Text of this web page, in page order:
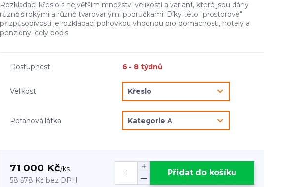
Rozkládací křeslo s největším množství velikostí a variant, které jsou dány
různě širokými a různě tvarovanými područkami. Díky této "prostorové"
přizpůsobivosti je rozkládací pohovkou vhodnou pro domácnosti, hotely a
penziony. celý popis
Dostupnost 6 - 8 týdnů
Velikost
Potahová látka
71 000 Kč/ks
58 678 Kč bez DPH
Přidat do košíku